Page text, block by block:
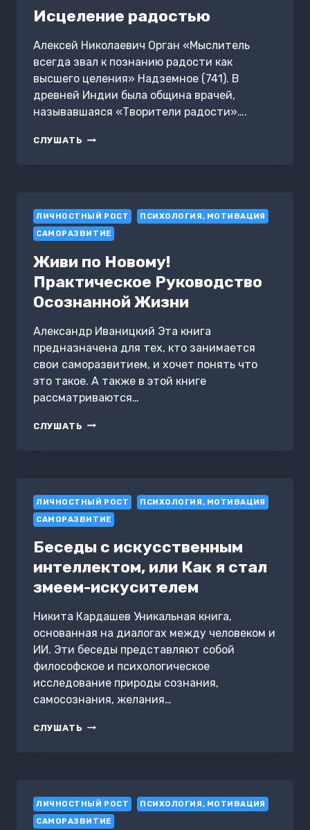
Исцеление радостью
Алексей Николаевич Орган «Мыслитель
всегда звал к познанию радости как
высшего целения» Надземное (741). В
древней Индии была община врачей,
называвшаяся «Творители радости»….
СЛУШАТЬ ИСЦЕЛЕНИЕ
ЛИЧНОСТНЫЙ РОСТ
ПСИХОЛОГИЯ, МОТИВАЦИЯ
САМОРАЗВИТИЕ
Живи по Новому!
Практическое Руководство
Осознанной Жизни
Александр Иваницкий Эта книга
предназначена для тех, кто занимается
свои саморазвитием, и хочет понять что
это такое. А также в этой книге
рассматриваются…
СЛУШАТЬ ЖИВИ
ЖИЗНИ
ЛИЧНОСТНЫЙ РОСТ
ПСИХОЛОГИЯ, МОТИВАЦИЯ
САМОРАЗВИТИЕ
Беседы с искусственным
интеллектом, или Как я стал
змеем-искусителем
Никита Кардашев Уникальная книга,
основанная на диалогах между человеком и
ИИ. Эти беседы представляют собой
философское и психологическое
исследование природы сознания,
самосознания, желания…
СЛУШАТЬ БЕСЕДЫ
Я
СТАЛ
ЛИЧНОСТНЫЙ РОСТ
ПСИХОЛОГИЯ, МОТИВАЦИЯ
САМОРАЗВИТИЕ